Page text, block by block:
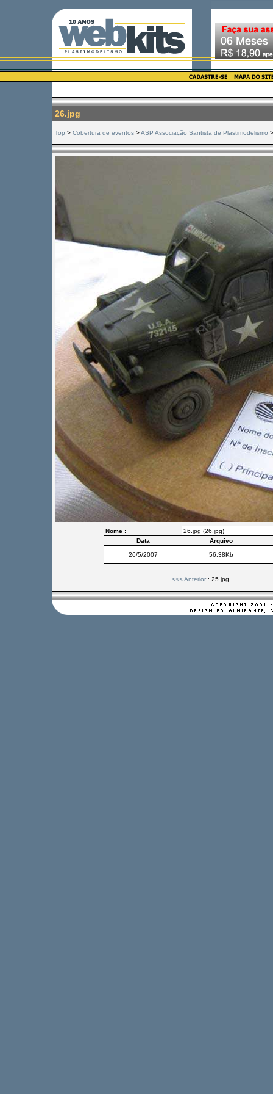
26.jpg
Top > Cobertura de eventos >ASP Associação Santista de Plastimodelismo
Nome :
26.jpg (26.jpg)
Data
Arquivo
26/5/2007 56,38Kb
<<< Anterior : 25.jpg